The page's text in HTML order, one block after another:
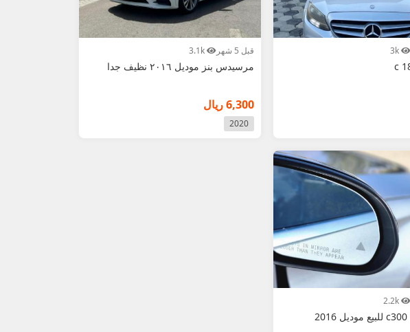
قبل 5 شهر
مرسيدس بنز موديل ٢٠١٦ نظيف جدا
6,300 ريال
2020